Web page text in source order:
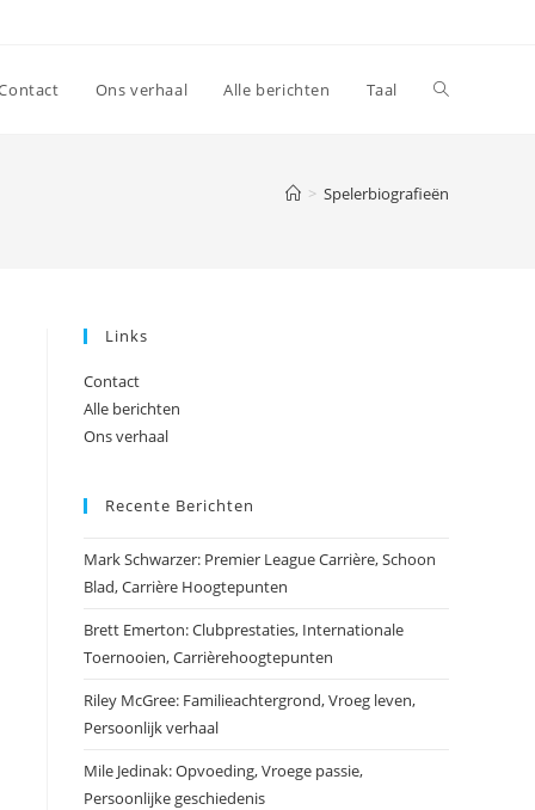
Ons verhaal Alle berichten Taal Toggle
> Spelerbiografieën
Links
Contact
Alle berichten
Ons verhaal
Recente Berichten
Mark Schwarzer: Premier League Carrière, Schoon
Blad, Carrière Hoogtepunten
Brett Emerton: Clubprestaties, Internationale
Toernooien, Carrièrehoogtepunten
Riley McGree: Familieachtergrond, Vroeg leven,
Persoonlijk verhaal
Mile Jedinak: Opvoeding, Vroege passie,
Persoonlijke geschiedenis